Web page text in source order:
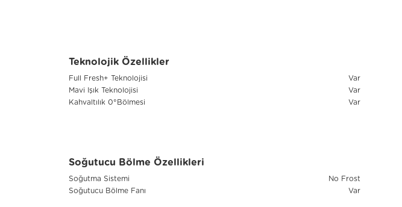
Teknolojik Özellikler
Full Fresh+ Teknolojisi
Var
Mavi Işık Teknolojisi
Var
Kahvaltılık 0°Bölmesi
Var
Soğutucu Bölme Özellikleri
Soğutma Sistemi
No Frost
Soğutucu Bölme Fanı
Var